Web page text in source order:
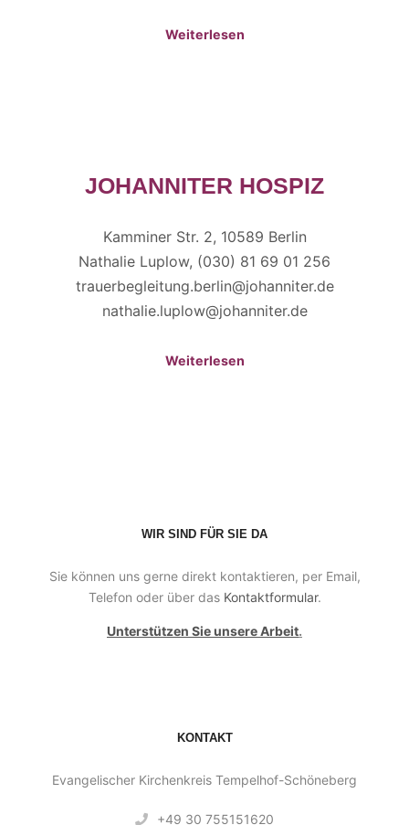
Weiterlesen
JOHANNITER HOSPIZ
Kamminer Str. 2, 10589 Berlin
Nathalie Luplow, (030) 81 69 01 256
trauerbegleitung.berlin@johanniter.de
nathalie.luplow@johanniter.de
Weiterlesen
WIR SIND FÜR SIE DA
Sie können uns gerne direkt kontaktieren, per Email,
Telefon oder über das Kontaktformular.
Unterstützen Sie unsere Arbeit.
KONTAKT
Evangelischer Kirchenkreis Tempelhof-Schöneberg
+49 30 755151620